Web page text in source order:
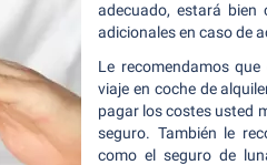
adecuado, estará
adicionales en caso de
Le recomendamos
viaje en coche de
pagar los costes usted
seguro. También le
como el seguro de